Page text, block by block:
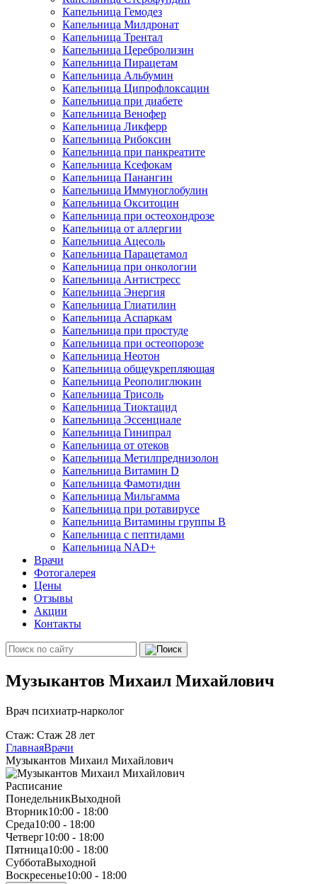
Капельница Гемодез
Капельница Милдронат
Капельница Трентал
Капельница Церебролизин
Капельница Пирацетам
Капельница Альбумин
Капельница Ципрофлоксацин
Капельница при диабете
Капельница Венофер
Капельница Ликферр
Капельница Рибоксин
Капельница при панкреатите
Капельница Ксефокам
Капельница Панангин
Капельница Иммуноглобулин
Капельница Окситоцин
Капельница при остеохондрозе
Капельница от аллергии
Капельница Ацесоль
Капельница Парацетамол
Капельница при онкологии
Капельница Антистресс
Капельница Энергия
Капельница Глиатилин
Капельница Аспаркам
Капельница при простуде
Капельница при остеопорозе
Капельница Неотон
Капельница общеукрепляющая
Капельница Реополиглюкин
Капельница Трисоль
Капельница Тиоктацид
Капельница Эссенциале
Капельница Гинипрал
Капельница от отеков
Капельница Метилпреднизолон
Капельница Витамин D
Капельница Фамотидин
Капельница Мильгамма
Капельница при ротавирусе
Капельница Витамины группы B
Капельница с пептидами
Капельница NAD+
Врачи
Фотогалерея
Цены
Отзывы
Акции
Контакты
Музыкантов Михаил Михайлович
Врач психиатр-нарколог
Стаж: Стаж 28 лет
ГлавнаяВрачи
Музыкантов Михаил Михайлович
Расписание
ПонедельникВыходной
Вторник10:00 - 18:00
Среда10:00 - 18:00
Четверг10:00 - 18:00
Пятница10:00 - 18:00
СубботаВыходной
Воскресенье10:00 - 18:00